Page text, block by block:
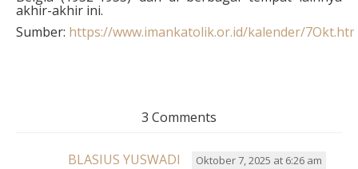
akhir-akhir ini.
Sumber: https://www.imankatolik.or.id/kalender/
3 Comments
BLASIUS YUSWADI Oktober 7, 2025 at 6:26 am